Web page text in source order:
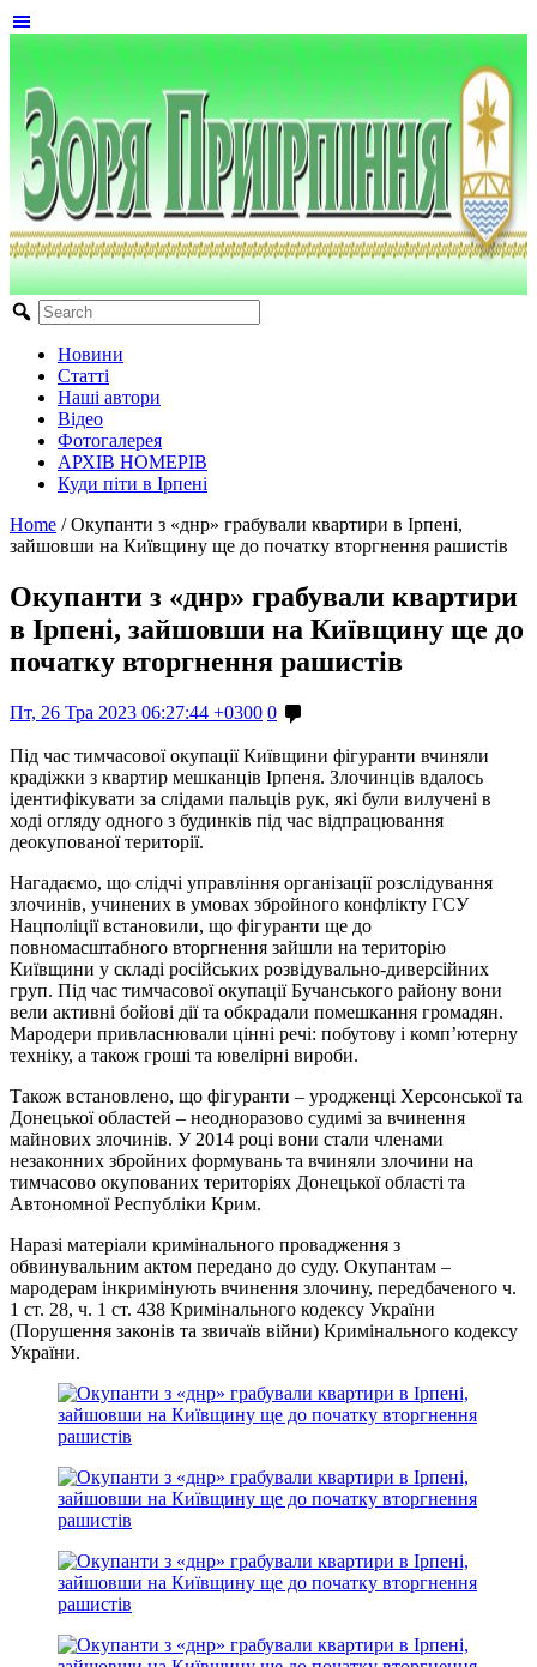
Новини
Статті
Наші автори
Відео
Фотогалерея
АРХІВ НОМЕРІВ
Куди піти в Ірпені
Home / Окупанти з «днр» грабували квартири в Ірпені,
зайшовши на Київщину ще до початку вторгнення рашистів
Окупанти з «днр» грабували квартири
в Ірпені, зайшовши на Київщину ще до
початку вторгнення рашистів
Пт, 26 Тра 2023 06:27:44 +0300 0
Під час тимчасової окупації Київщини фігуранти вчиняли
крадіжки з квартир мешканців Ірпеня. Злочинців вдалось
ідентифікувати за слідами пальців рук, які були вилучені в
ході огляду одного з будинків під час відпрацювання
деокупованої території.
Нагадаємо, що слідчі управління організації розслідування
злочинів, учинених в умовах збройного конфлікту ГСУ
Нацполіції встановили, що фігуранти ще до
повномасштабного вторгнення зайшли на територію
Київщини у складі російських розвідувально-диверсійних
груп. Під час тимчасової окупації Бучанського району вони
вели активні бойові дії та обкрадали помешкання громадян.
Мародери привласнювали цінні речі: побутову і комп’ютерну
техніку, а також гроші та ювелірні вироби.
Також встановлено, що фігуранти – уродженці Херсонської та
Донецької областей – неодноразово судимі за вчинення
майнових злочинів. У 2014 році вони стали членами
незаконних збройних формувань та вчиняли злочини на
тимчасово окупованих територіях Донецької області та
Автономної Республіки Крим.
Наразі матеріали кримінального провадження з
обвинувальним актом передано до суду. Окупантам –
мародерам інкримінують вчинення злочину, передбаченого ч.
1 ст. 28, ч. 1 ст. 438 Кримінального кодексу України
(Порушення законів та звичаїв війни) Кримінального кодексу
України.